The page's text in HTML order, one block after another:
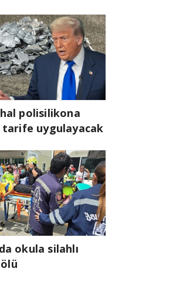
polisilikona
tarife uygulayacak
okula silahlı
ölü